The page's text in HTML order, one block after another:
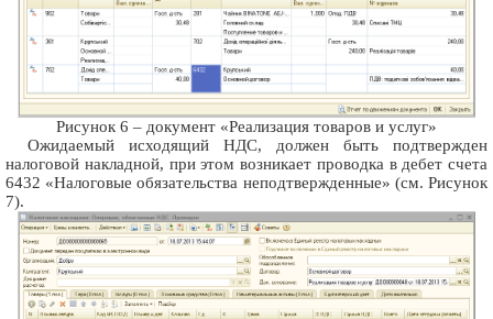
Рисунок 6 – документ «Реализация товаров и услуг»
Ожидаемый исходящий НДС, должен быть подтвержден
налоговой накладной, при этом возникает проводка в дебет счета
6432 «Налоговые обязательства неподтвержденные» (см. Рисунок
7).